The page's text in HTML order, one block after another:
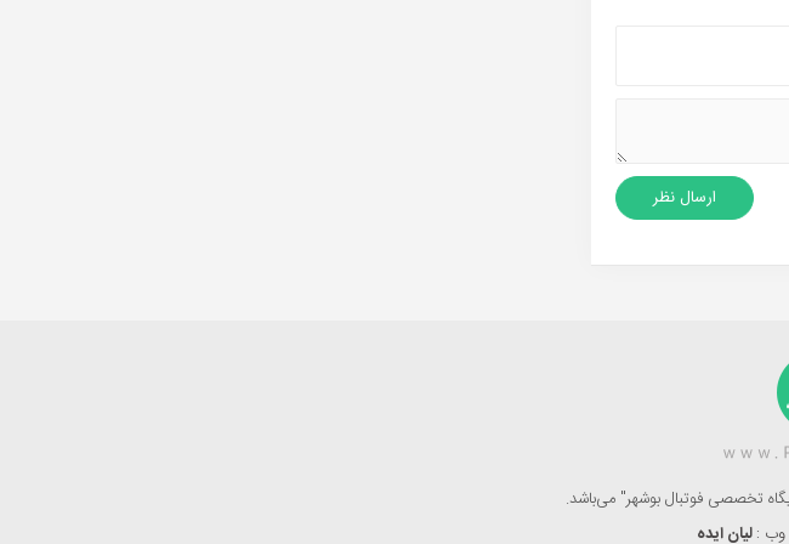
تخصصی فوتبال بوشهر" می‌باشد.
وب :لیان ایده